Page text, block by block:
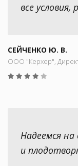
все
СЕЙЧЕНКО Ю. В.
ООО "Керхер",
Надеемся
и